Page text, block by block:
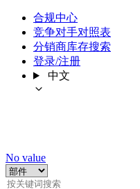
合规中心
竞争对手对照表
分销商库存搜索
登录/注册
中文
No value